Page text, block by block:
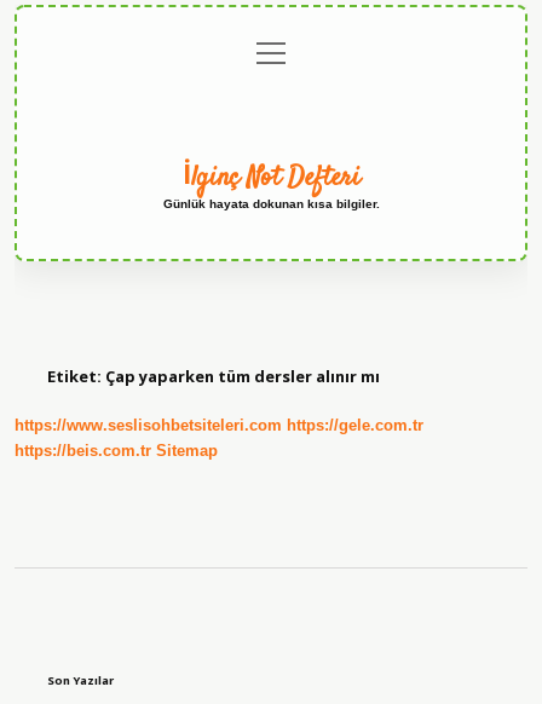
menüyü
aç
İlginç Not Defteri
Günlük hayata dokunan kısa bilgiler.
Etiket: Çap yaparken tüm dersler alınır mı
https://www.seslisohbetsiteleri.com https://gele.com.tr
https://beis.com.tr Sitemap
Son Yazılar